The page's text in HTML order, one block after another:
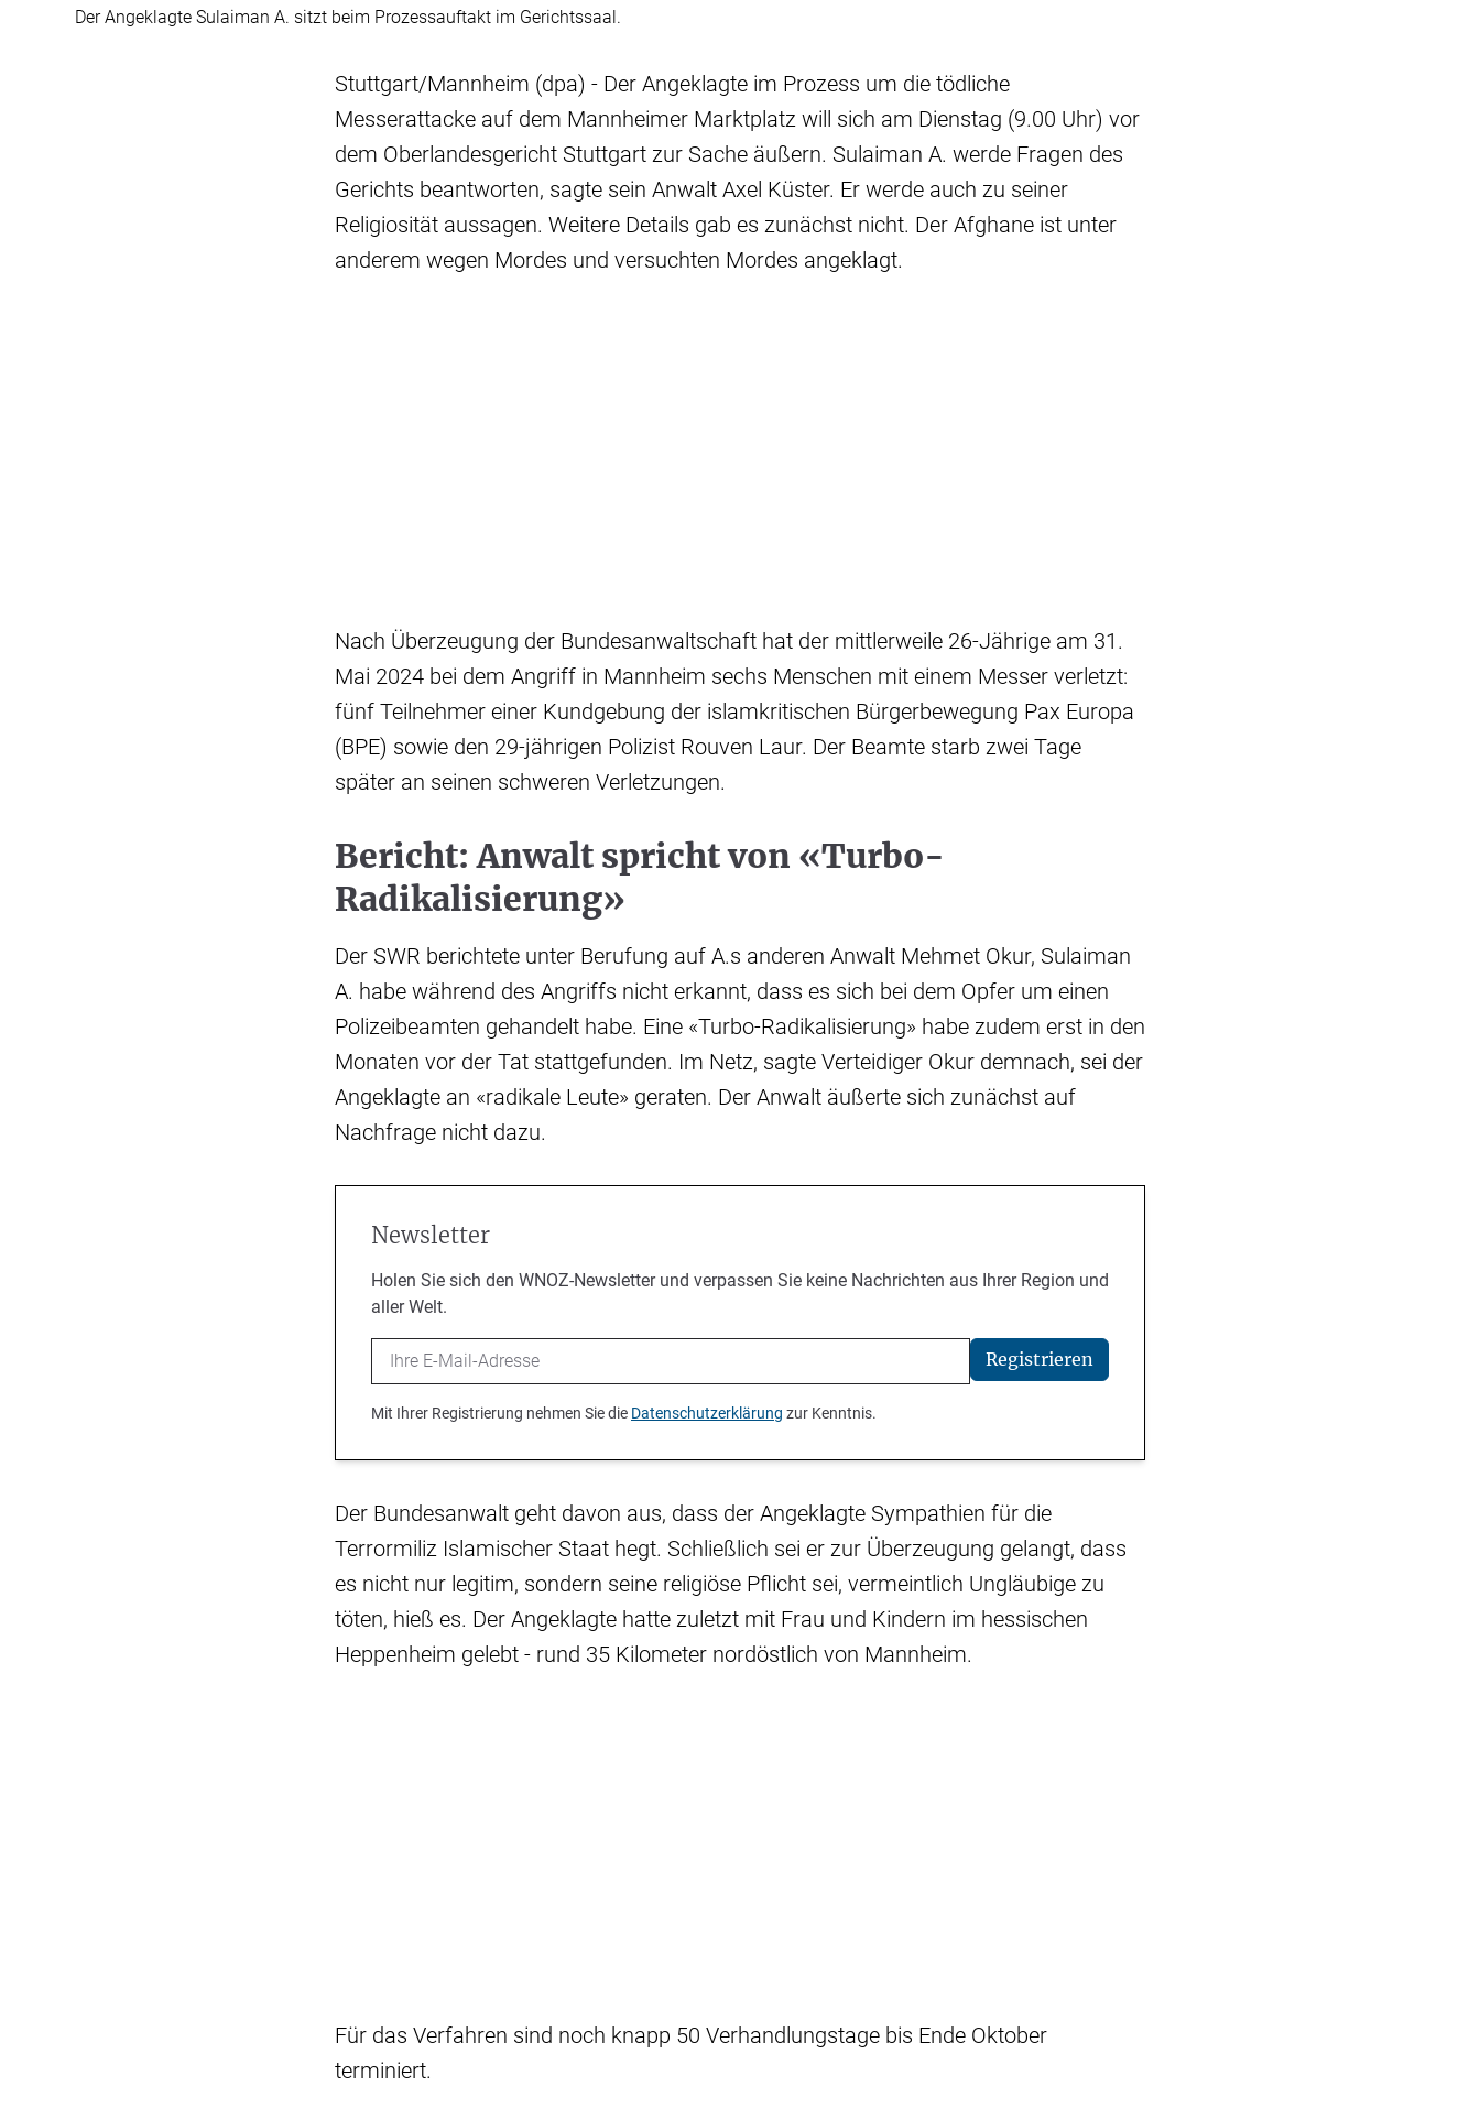
Der Angeklagte Sulaiman A. sitzt beim Prozessauftakt im Gerichtssaal.
Stuttgart/Mannheim (dpa) - Der Angeklagte im Prozess um die tödliche
Messerattacke auf dem Mannheimer Marktplatz will sich am Dienstag (9.00 Uhr) vor
dem Oberlandesgericht Stuttgart zur Sache äußern. Sulaiman A. werde Fragen des
Gerichts beantworten, sagte sein Anwalt Axel Küster. Er werde auch zu seiner
Religiosität aussagen. Weitere Details gab es zunächst nicht. Der Afghane ist unter
anderem wegen Mordes und versuchten Mordes angeklagt.
Nach Überzeugung der Bundesanwaltschaft hat der mittlerweile 26-Jährige am 31.
Mai 2024 bei dem Angriff in Mannheim sechs Menschen mit einem Messer verletzt:
fünf Teilnehmer einer Kundgebung der islamkritischen Bürgerbewegung Pax Europa
(BPE) sowie den 29-jährigen Polizist Rouven Laur. Der Beamte starb zwei Tage
später an seinen schweren Verletzungen.
Bericht: Anwalt spricht von «Turbo-
Radikalisierung»
Der SWR berichtete unter Berufung auf A.s anderen Anwalt Mehmet Okur, Sulaiman
A. habe während des Angriffs nicht erkannt, dass es sich bei dem Opfer um einen
Polizeibeamten gehandelt habe. Eine «Turbo-Radikalisierung» habe zudem erst in den
Monaten vor der Tat stattgefunden. Im Netz, sagte Verteidiger Okur demnach, sei der
Angeklagte an «radikale Leute» geraten. Der Anwalt äußerte sich zunächst auf
Nachfrage nicht dazu.
Newsletter
Holen Sie sich den WNOZ-Newsletter und verpassen Sie keine Nachrichten aus Ihrer Region und
aller Welt.
Email Registrieren
Mit Ihrer Registrierung nehmen Sie die Datenschutzerklärung zur Kenntnis.
Der Bundesanwalt geht davon aus, dass der Angeklagte Sympathien für die
Terrormiliz Islamischer Staat hegt. Schließlich sei er zur Überzeugung gelangt, dass
es nicht nur legitim, sondern seine religiöse Pflicht sei, vermeintlich Ungläubige zu
töten, hieß es. Der Angeklagte hatte zuletzt mit Frau und Kindern im hessischen
Heppenheim gelebt - rund 35 Kilometer nordöstlich von Mannheim.
Für das Verfahren sind noch knapp 50 Verhandlungstage bis Ende Oktober
terminiert.